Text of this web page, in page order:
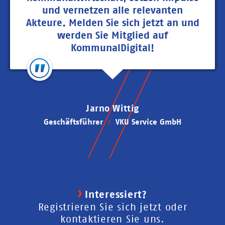
und vernetzen alle relevanten
Akteure. Melden Sie sich jetzt an und
werden Sie Mitglied auf
KommunalDigital!
Jarno Wittig
Geschäftsführer VKU Service GmbH
Interessiert?
Registrieren Sie sich jetzt oder
kontaktieren Sie uns.